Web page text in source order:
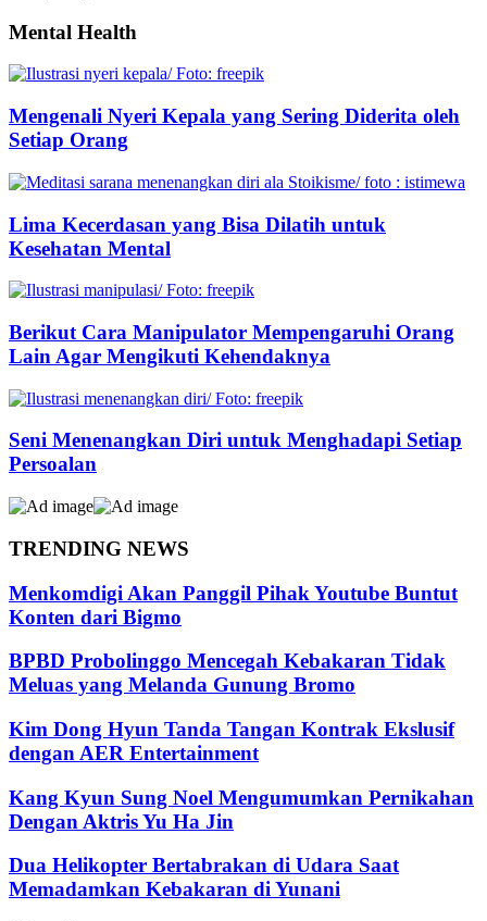
Mental Health
Mengenali Nyeri Kepala yang Sering Diderita oleh
Setiap Orang
Lima Kecerdasan yang Bisa Dilatih untuk
Kesehatan Mental
Berikut Cara Manipulator Mempengaruhi Orang
Lain Agar Mengikuti Kehendaknya
Seni Menenangkan Diri untuk Menghadapi Setiap
Persoalan
TRENDING NEWS
Menkomdigi Akan Panggil Pihak Youtube Buntut
Konten dari Bigmo
BPBD Probolinggo Mencegah Kebakaran Tidak
Meluas yang Melanda Gunung Bromo
Kim Dong Hyun Tanda Tangan Kontrak Ekslusif
dengan AER Entertainment
Kang Kyun Sung Noel Mengumumkan Pernikahan
Dengan Aktris Yu Ha Jin
Dua Helikopter Bertabrakan di Udara Saat
Memadamkan Kebakaran di Yunani